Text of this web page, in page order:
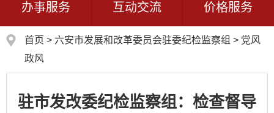
办事服务 互动交流 价格服务
首页 > 六安市发展和改革委员会驻委纪检监察组 > 党风
政风
驻市发改委纪检监察组：检查督导